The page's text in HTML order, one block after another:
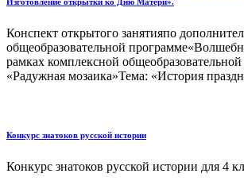
Изготовление открытки ко Дню Матери».
Конспект открытого занятияпо
общеобразовательной
рамках комплексной
«Радужная мозаика»Тема: «История
Конкурс знатоков русской истории
Конкурс знатоков русской истории для 4